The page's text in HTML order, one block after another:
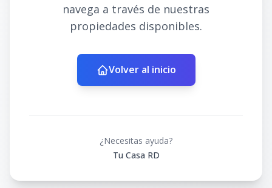
navega a través de nuestras
propiedades disponibles.
Volver al inicio
¿Necesitas ayuda?
Tu Casa RD